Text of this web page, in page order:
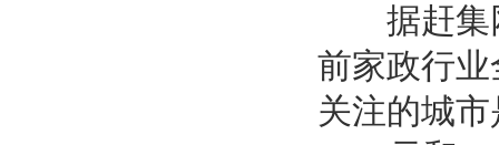
据赶集网
前家政行
关注的城